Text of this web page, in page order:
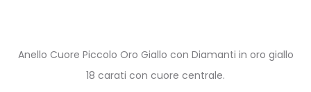
Anello Cuore Piccolo Oro Giallo con Diamanti in oro giallo
18 carati con cuore centrale.